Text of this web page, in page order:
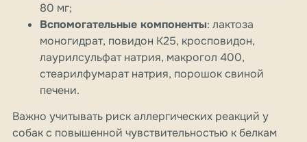
80 мг;
Вспомогательные компоненты: лактоза
моногидрат, повидон K25, кросповидон,
лаурилсульфат натрия, макрогол 400,
стеарилфумарат натрия, порошок свиной
печени.
Важно учитывать риск аллергических реакций у
собак с повышенной чувствительностью к белкам